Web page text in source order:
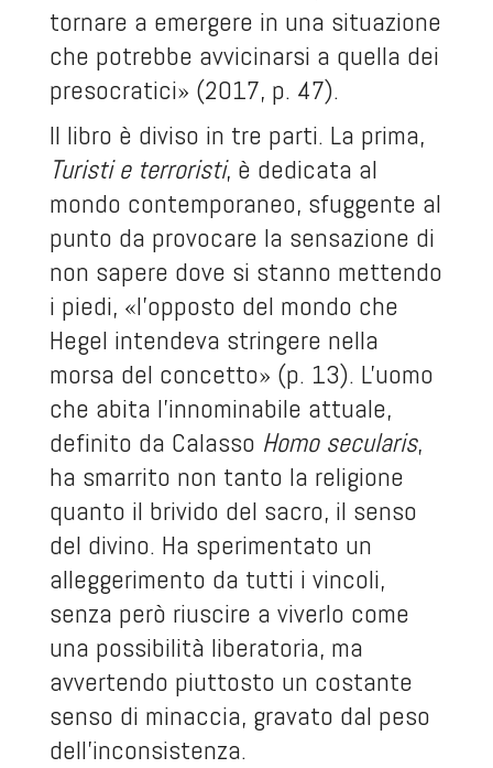
tornare a emergere in una situazione
che potrebbe avvicinarsi a quella dei
presocratici» (2017, p. 47).
Il libro è diviso in tre parti. La prima,
Turisti e terroristi, è dedicata al
mondo contemporaneo, sfuggente al
punto da provocare la sensazione di
non sapere dove si stanno mettendo
i piedi, «l'opposto del mondo che
Hegel intendeva stringere nella
morsa del concetto» (p. 13). L'uomo
che abita l'innominabile attuale,
definito da Calasso Homo secularis,
ha smarrito non tanto la religione
quanto il brivido del sacro, il senso
del divino. Ha sperimentato un
alleggerimento da tutti i vincoli,
senza però riuscire a viverlo come
una possibilità liberatoria, ma
avvertendo piuttosto un costante
senso di minaccia, gravato dal peso
dell'inconsistenza.